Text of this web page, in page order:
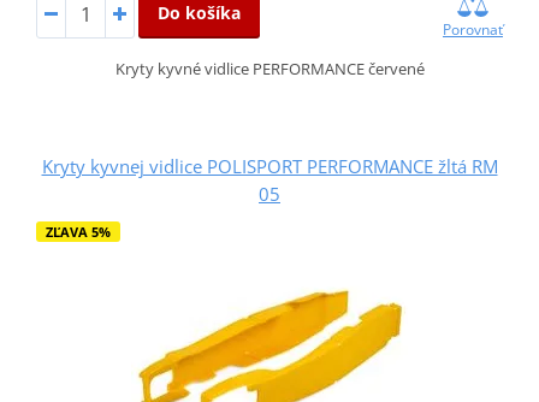
Do košíka
Porovnať
Kryty kyvné vidlice PERFORMANCE červené
Kryty kyvnej vidlice POLISPORT PERFORMANCE žltá RM
05
ZĽAVA 5%